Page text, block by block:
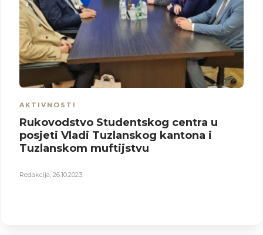
AKTIVNOSTI
Rukovodstvo Studentskog centra u
posjeti Vladi Tuzlanskog kantona i
Tuzlanskom muftijstvu
Redakcija 26.10.2023.